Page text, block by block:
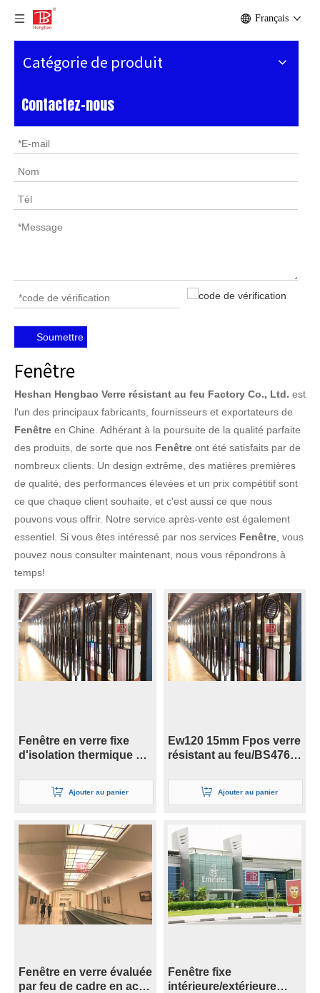
Français
Catégorie de produit
Contactez-nous
Soumettre
Fenêtre
Heshan Hengbao Verre résistant au feu Factory Co., Ltd. est
l'un des principaux fabricants, fournisseurs et exportateurs de
Fenêtre en Chine. Adhérant à la poursuite de la qualité parfaite
des produits, de sorte que nos Fenêtre ont été satisfaits par de
nombreux clients. Un design extrême, des matières premières
de qualité, des performances élevées et un prix compétitif sont
ce que chaque client souhaite, et c'est aussi ce que nous
pouvons vous offrir. Notre service après-vente est également
essentiel. Si vous êtes intéressé par nos services Fenêtre , vous
pouvez nous consulter maintenant, nous vous répondrons à
temps!
Fenêtre en verre fixe
d'isolation thermique de
60 minutes avec le
certificat BSAjouter au panier
Ew120 15mm Fpos verre
résistant au feu/BS476
Ajouter au panier
Fenêtre en verre évaluée
par feu de cadre en acier
Fenêtre fixe
intérieure/extérieure